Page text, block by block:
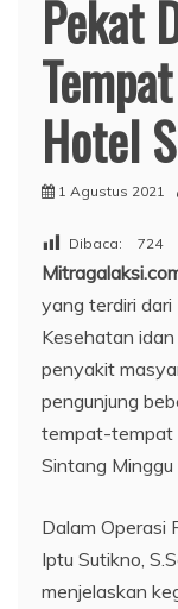
Pekat
Hotel
1 Agustus 2021
Dibaca: 724
yang terdiri dari
Kesehatan
penyakit
pengunjung
tempat-tempat
Sintang
Dalam Operasi
Iptu Sutikno,
menjelaskan